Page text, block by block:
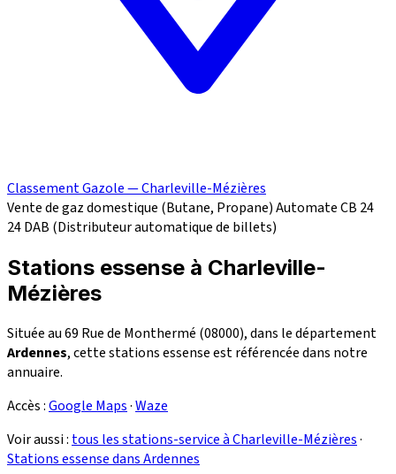
Classement Gazole — Charleville-Mézières
Vente de gaz domestique (Butane, Propane)Automate CB 24
24DAB (Distributeur automatique de billets)
Stations essense à Charleville-
Mézières
Située au 69 Rue de Monthermé (08000), dans le département
Ardennes, cette stations essense est référencée dans notre
annuaire.
Accès :Google Maps·Waze
Voir aussi : tous les stations-service à Charleville-Mézières·
Stations essense dans Ardennes